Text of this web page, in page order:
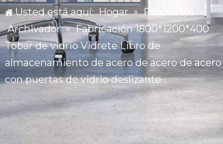
Usted está aquí: Hogar » Productos »
Archivador » Fabricación 1800*1200*400
Tobar de vidrio Vidrete Libro de
almacenamiento de acero de acero de acero
con puertas de vidrio deslizante